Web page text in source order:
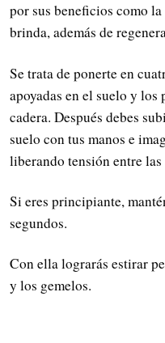
por sus beneficios como
brinda, además de
Se trata de ponerte en
apoyadas en el suelo y los
cadera. Después debes
suelo con tus manos e
liberando tensión entre las
Si eres principiante,
segundos.
Con ella lograrás estirar
y los gemelos.